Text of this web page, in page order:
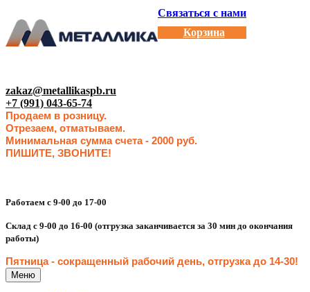
Связаться с нами
Корзина
zakaz@metallikaspb.ru
+7 (991) 043-65-74
Продаем в розницу.
Отрезаем, отматываем.
Минимальная сумма счета - 2000 руб.
ПИШИТЕ, ЗВОНИТЕ!
Работаем с 9-00 до 17-00
Склад с 9-00 до 16-00 (отгрузка заканчивается за 30 мин до окончания
работы)
Пятница - сокращенный рабочий день, отгрузка до 14-30!
Меню